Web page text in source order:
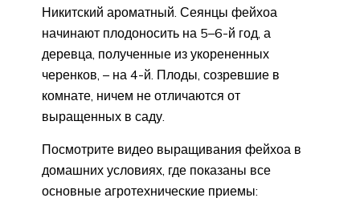
Никитский ароматный. Сеянцы фейхоа
начинают плодоносить на 5–6-й год, а
деревца, полученные из укорененных
черенков, – на 4-й. Плоды, созревшие в
комнате, ничем не отличаются от
выращенных в саду.
Посмотрите видео выращивания фейхоа в
домашних условиях, где показаны все
основные агротехнические приемы: